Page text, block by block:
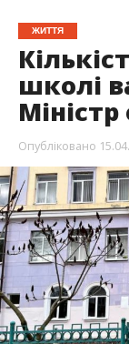
ЖИТТЯ
школі
Міністр
Опубліковано